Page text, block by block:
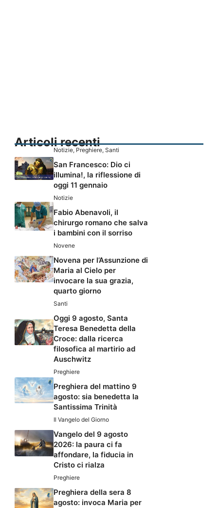
Articoli recenti
Notizie, Preghiere, Santi
San Francesco: Dio ci
illumina!, la riflessione di
oggi 11 gennaio
Notizie
Fabio Abenavoli, il
chirurgo romano che salva
i bambini con il sorriso
Novene
Novena per l’Assunzione di
Maria al Cielo per
invocare la sua grazia,
quarto giorno
Santi
Oggi 9 agosto, Santa
Teresa Benedetta della
Croce: dalla ricerca
filosofica al martirio ad
Auschwitz
Preghiere
Preghiera del mattino 9
agosto: sia benedetta la
Santissima Trinità
Il Vangelo del Giorno
Vangelo del 9 agosto
2026: la paura ci fa
affondare, la fiducia in
Cristo ci rialza
Preghiere
Preghiera della sera 8
agosto: invoca Maria per